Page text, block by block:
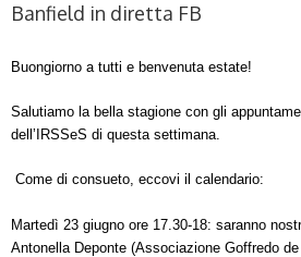
Banfield in diretta FB
Buongiorno a tutti e benvenuta estate!
Salutiamo la bella stagione con gli
dell’IRSSeS di questa settimana.
Come di consueto, eccovi il calendario:
Martedì 23 giugno ore 17.30-18: saranno
Antonella Deponte (Associazione Goffredo